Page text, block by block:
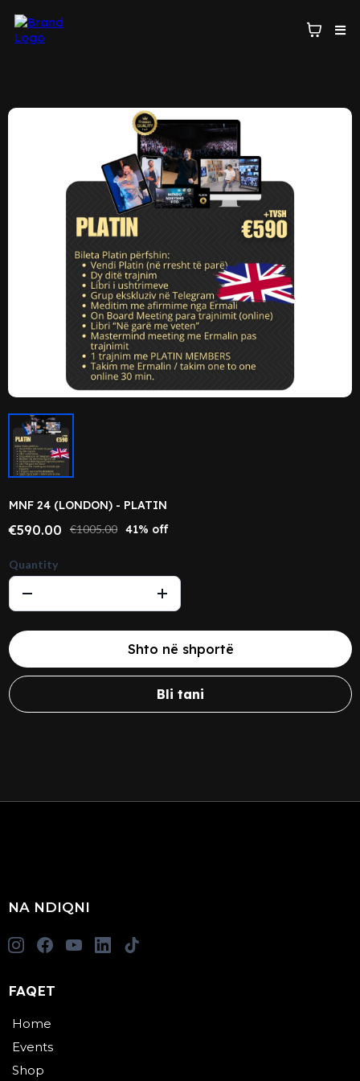
MNF 24 (LONDON) - PLATIN
€590.00 €1005.00 41% off
Quantity
Shto në shportë
Bli tani
NA NDIQNI
FAQET
Home
Events
Shop